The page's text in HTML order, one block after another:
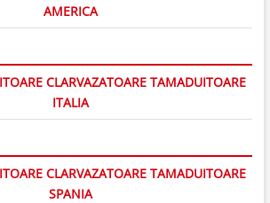
AMERICA
CLARVAZATOARE TAMADUITOARE
ITALIA
CLARVAZATOARE TAMADUITOARE
SPANIA